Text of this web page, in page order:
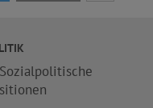
Sozialpolitische